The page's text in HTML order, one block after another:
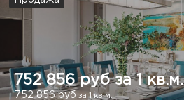
752 856 руб за 1 кв.м.
752 856 руб за 1 кв.м.